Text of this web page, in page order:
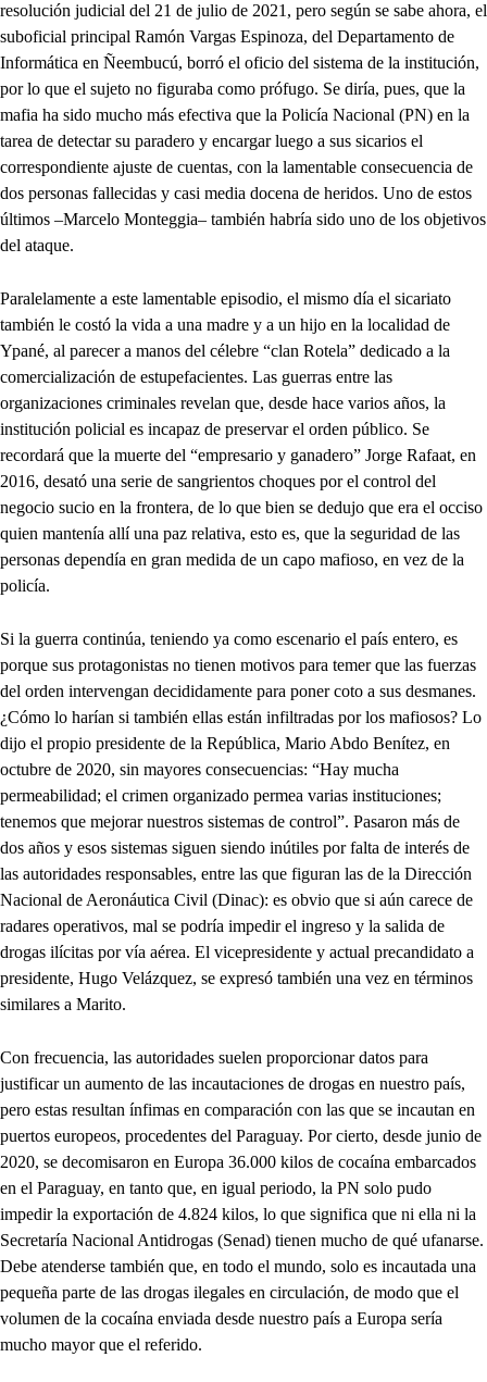
resolución judicial del 21 de julio de 2021, pero según se sabe ahora, el
suboficial principal Ramón Vargas Espinoza, del Departamento de
Informática en Ñeembucú, borró el oficio del sistema de la institución,
por lo que el sujeto no figuraba como prófugo. Se diría, pues, que la
mafia ha sido mucho más efectiva que la Policía Nacional (PN) en la
tarea de detectar su paradero y encargar luego a sus sicarios el
correspondiente ajuste de cuentas, con la lamentable consecuencia de
dos personas fallecidas y casi media docena de heridos. Uno de estos
últimos –Marcelo Monteggia– también habría sido uno de los objetivos
del ataque.
Paralelamente a este lamentable episodio, el mismo día el sicariato
también le costó la vida a una madre y a un hijo en la localidad de
Ypané, al parecer a manos del célebre “clan Rotela” dedicado a la
comercialización de estupefacientes. Las guerras entre las
organizaciones criminales revelan que, desde hace varios años, la
institución policial es incapaz de preservar el orden público. Se
recordará que la muerte del “empresario y ganadero” Jorge Rafaat, en
2016, desató una serie de sangrientos choques por el control del
negocio sucio en la frontera, de lo que bien se dedujo que era el occiso
quien mantenía allí una paz relativa, esto es, que la seguridad de las
personas dependía en gran medida de un capo mafioso, en vez de la
policía.
Si la guerra continúa, teniendo ya como escenario el país entero, es
porque sus protagonistas no tienen motivos para temer que las fuerzas
del orden intervengan decididamente para poner coto a sus desmanes.
¿Cómo lo harían si también ellas están infiltradas por los mafiosos? Lo
dijo el propio presidente de la República, Mario Abdo Benítez, en
octubre de 2020, sin mayores consecuencias: “Hay mucha
permeabilidad; el crimen organizado permea varias instituciones;
tenemos que mejorar nuestros sistemas de control”. Pasaron más de
dos años y esos sistemas siguen siendo inútiles por falta de interés de
las autoridades responsables, entre las que figuran las de la Dirección
Nacional de Aeronáutica Civil (Dinac): es obvio que si aún carece de
radares operativos, mal se podría impedir el ingreso y la salida de
drogas ilícitas por vía aérea. El vicepresidente y actual precandidato a
presidente, Hugo Velázquez, se expresó también una vez en términos
similares a Marito.
Con frecuencia, las autoridades suelen proporcionar datos para
justificar un aumento de las incautaciones de drogas en nuestro país,
pero estas resultan ínfimas en comparación con las que se incautan en
puertos europeos, procedentes del Paraguay. Por cierto, desde junio de
2020, se decomisaron en Europa 36.000 kilos de cocaína embarcados
en el Paraguay, en tanto que, en igual periodo, la PN solo pudo
impedir la exportación de 4.824 kilos, lo que significa que ni ella ni la
Secretaría Nacional Antidrogas (Senad) tienen mucho de qué ufanarse.
Debe atenderse también que, en todo el mundo, solo es incautada una
pequeña parte de las drogas ilegales en circulación, de modo que el
volumen de la cocaína enviada desde nuestro país a Europa sería
mucho mayor que el referido.